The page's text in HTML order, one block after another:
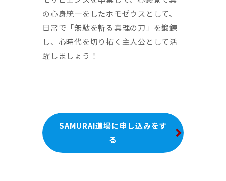
の心身統一をしたホモゼウスとして、
日常で「無駄を斬る真理の刀」を鍛錬
し、心時代を切り拓く主人公として活
躍しましょう！
SAMURAI道場に申し込みをす
る